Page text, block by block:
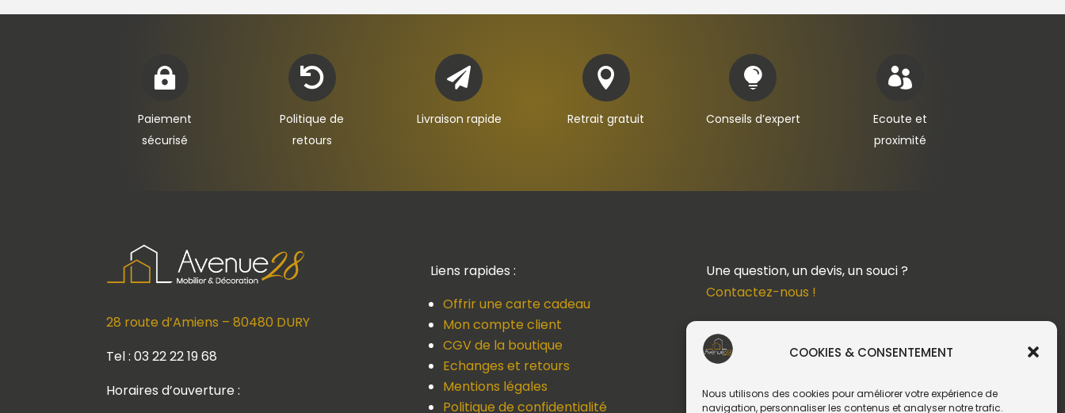
COOKIES & CONSENTEMENT
Nous utilisons des cookies pour améliorer votre expérience de
navigation, personnaliser les contenus et analyser notre trafic.

Paiement
sécurisé

Politique de
retours

Livraison rapide

Retrait gratuit

Conseils d’expert

Ecoute et
proximité
28 route d’Amiens – 80480 DURY
Tel : 03 22 22 19 68
Horaires d’ouverture :
Liens rapides :
Offrir une carte cadeau
Mon compte client
CGV de la boutique
Echanges et retours
Mentions légales
Politique de confidentialité
Une question, un devis, un souci ?
Contactez-nous !
Suivez-nous